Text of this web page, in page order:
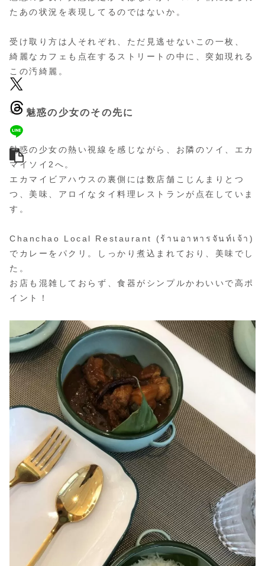
たあの状況を表現してるのではないか。
受け取り方は人それぞれ、ただ見逃せないこの一枚、
綺麗なカフェも点在するストリートの中に、突如現れる
この汚綺麗。
魅惑の少女のその先に
魅惑の少女の熱い視線を感じながら、お隣のソイ、エカ
マイソイ2へ。
エカマイビアハウスの裏側には数店舗こじんまりとつ
つ、美味、アロイなタイ料理レストランが点在していま
す。
Chanchao Local Restaurant (ร้านอาหารจันท์เจ้า)
でカレーをパクリ。しっかり煮込まれており、美味でし
た。
お店も混雑しておらず、食器がシンプルかわいいで高ポ
イント！